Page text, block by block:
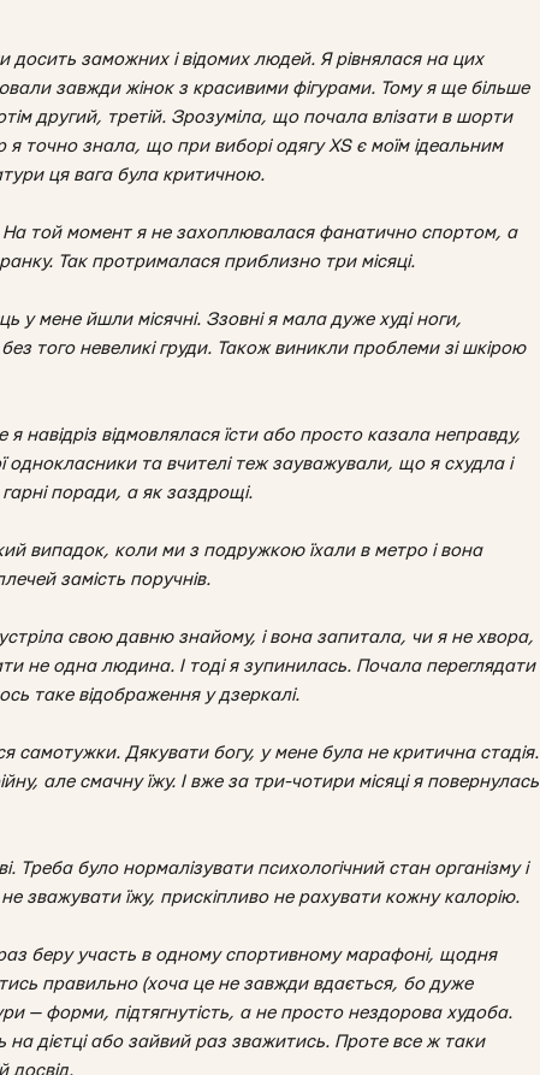
досить заможних і відомих людей. Я рівнялася на цих
завжди жінок з красивими фігурами. Тому я ще більше
другий, третій. Зрозуміла, що почала влізати в шорти
я точно знала, що при виборі одягу XS є моїм ідеальним
ця вага була критичною.
той момент я не захоплювалася фанатично спортом, а
Так протрималася приблизно три місяці.
у мене йшли місячні. Ззовні я мала дуже худі ноги,
того невеликі груди. Також виникли проблеми зі шкірою
відмовлялася їсти або просто казала неправду,
та вчителі теж зауважували, що я схудла і
поради, а як заздрощі.
випадок, коли ми з подружкою їхали в метро і вона
замість поручнів.
свою давню знайому, і вона запитала, чи я не хвора,
не одна людина. І тоді я зупинилась. Почала переглядати
таке відображення у дзеркалі.
Дякувати богу, у мене була не критична стадія.
але смачну їжу. І вже за три-чотири місяці я повернулась
Треба було нормалізувати психологічний стан організму і
зважувати їжу, прискіпливо не рахувати кожну калорію.
беру участь в одному спортивному марафоні, щодня
правильно (хоча це не завжди вдається, бо дуже
— форми, підтягнутість, а не просто нездорова худоба.
дієтці або зайвий раз зважитись. Проте все ж таки
досвід.